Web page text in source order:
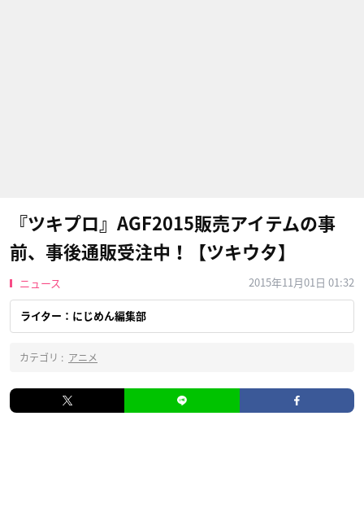
『ツキプロ』AGF2015販売アイテムの事
前、事後通販受注中！【ツキウタ】
ニュース 2015年11月01日 01:32
ライター：にじめん編集部
カテゴリ : アニメ